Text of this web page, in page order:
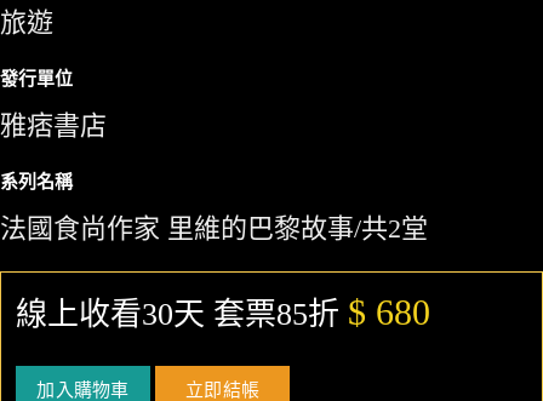
旅遊
發行單位
雅痞書店
系列名稱
法國食尚作家 里維的巴黎故事/共2堂
線上收看30天 套票85折 $ 680
加入購物車 立即結帳